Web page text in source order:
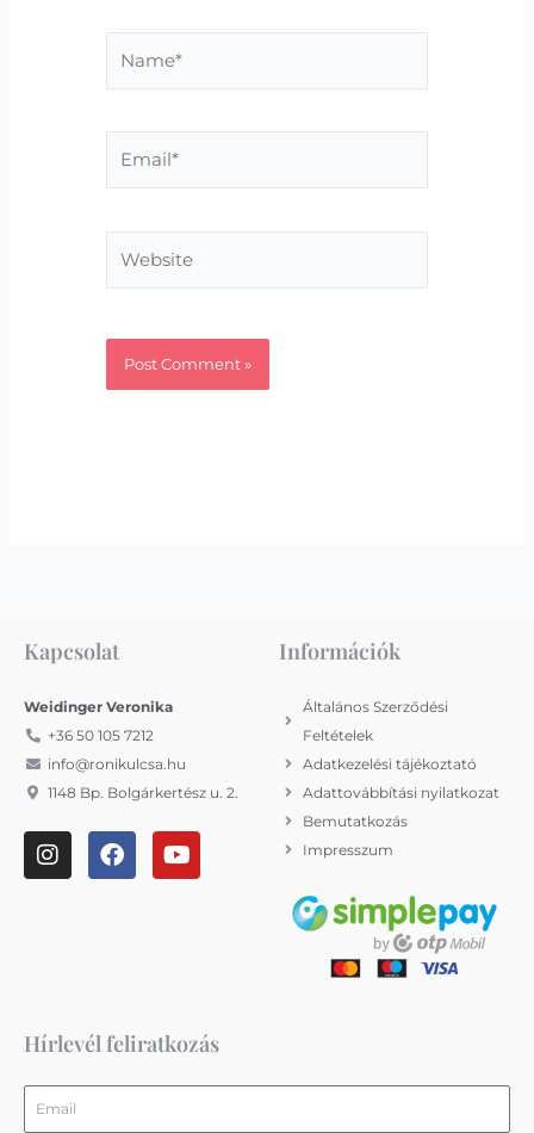
Kapcsolat
Weidinger Veronika
+36 50 105 7212
info@ronikulcsa.hu
1148 Bp. Bolgárkertész u. 2.
I
n
m
F
a
Y
o
Információk
Általános Szerződési
Feltételek
Adatkezelési tájékoztató
Adattovábbítási nyilatkozat
Bemutatkozás
Impresszum
Hírlevél feliratkozás